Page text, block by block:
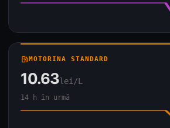
local_gas_stationMOTORINA STANDARD
10.63lei/L
14 h în urmă